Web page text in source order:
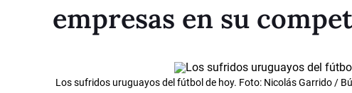
empresas en su
Los sufridos uruguayos del fútbol de hoy. Foto: Nicolás Garrido /